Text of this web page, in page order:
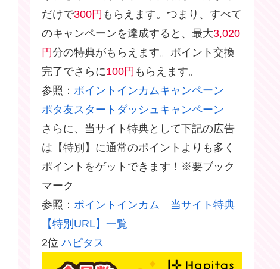
だけで300円 もらえます。つまり、すべて
のキャンペーンを達成すると、最大3,020
円分の特典がもらえます。ポイント交換
完了でさらに100円 もらえます。
参照： ポイントインカムキャンペーン
ポタ友スタートダッシュキャンペーン
さらに、当サイト特典として下記の広告
は【特別】に通常のポイントよりも多く
ポイントをゲットできます！※要ブック
マーク
参照： ポイントインカム 当サイト特典
【特別URL】一覧
2位 ハピタス